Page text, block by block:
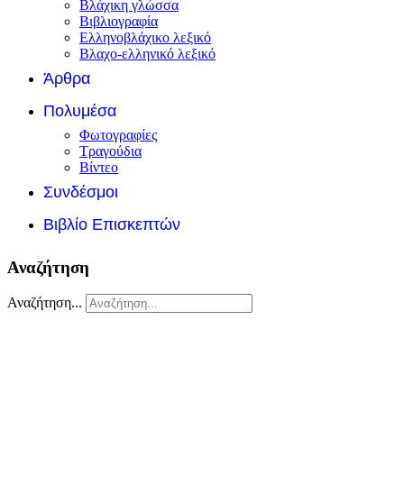
Βλάχικη γλώσσα
Βιβλιογραφία
Ελληνοβλάχικο λεξικό
Βλαχο-ελληνικό λεξικό
Άρθρα
Πολυμέσα
Φωτογραφίες
Τραγούδια
Βίντεο
Συνδέσμοι
Βιβλίο Επισκεπτών
Αναζήτηση
Αναζήτηση...